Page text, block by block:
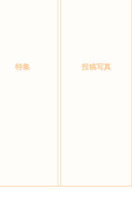
特集 投稿写真